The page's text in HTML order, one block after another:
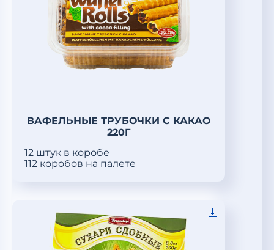
ВАФЕЛЬНЫЕ ТРУБОЧКИ С КАКАО
220Г
12 штук в коробе
112 коробов на палете